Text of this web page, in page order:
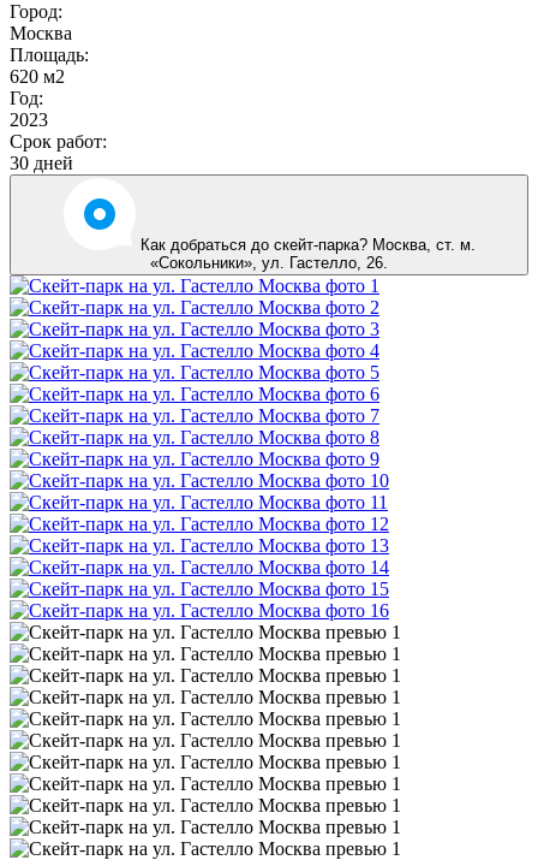
Город:
Москва
Площадь:
620 м2
Год:
2023
Срок работ:
30 дней
Как добраться до скейт-парка? Москва, ст. м.
«Сокольники», ул. Гастелло, 26.